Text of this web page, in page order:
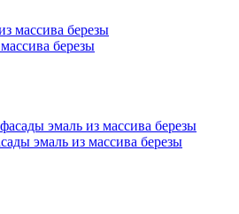
березы
эмаль из массива березы